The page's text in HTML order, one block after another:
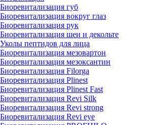
Биоревитализация губ
Биоревитализация вокруг глаз
Биоревитализация рук
Биоревитализация шеи и декольте
Уколы пептидов для лица
Биоревитализация мезовартон
Биоревитализация мезоксантин
Биоревитализация Filorga
Биоревитализация Plinest
Биоревитализация Plinest Fast
Биоревитализация Revi Silk
Биоревитализация Revi strong
Биоревитализация Revi eye